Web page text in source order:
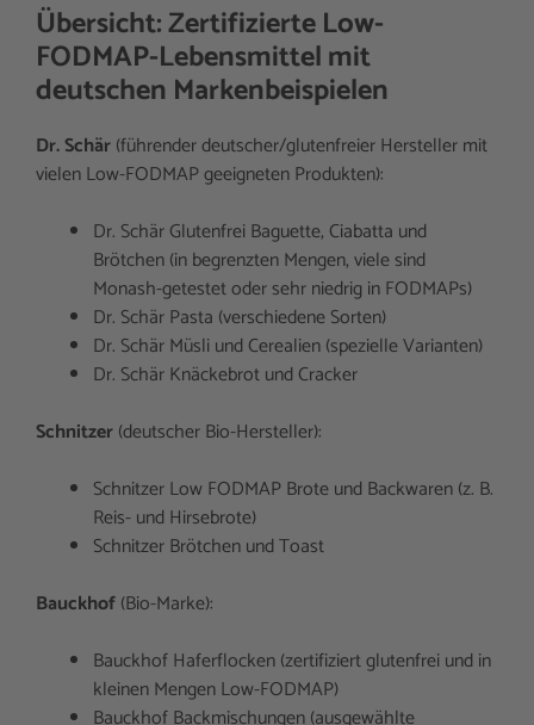
Übersicht: Zertifizierte Low-
FODMAP-Lebensmittel mit
deutschen Markenbeispielen
Dr. Schär(führender deutscher/glutenfreier Hersteller mit
vielen Low-FODMAP geeigneten Produkten):
Dr. Schär Glutenfrei Baguette, Ciabatta und
Brötchen (in begrenzten Mengen, viele sind
Monash-getestet oder sehr niedrig in FODMAPs)
Dr. Schär Pasta (verschiedene Sorten)
Dr. Schär Müsli und Cerealien (spezielle Varianten)
Dr. Schär Knäckebrot und Cracker
Schnitzer(deutscher Bio-Hersteller):
Schnitzer Low FODMAP Brote und Backwaren (z. B.
Reis- und Hirsebrote)
Schnitzer Brötchen und Toast
Bauckhof(Bio-Marke):
Bauckhof Haferflocken (zertifiziert glutenfrei und in
kleinen Mengen Low-FODMAP)